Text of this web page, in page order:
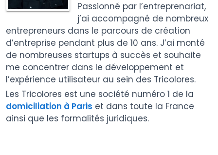
Passionné par l’entreprenariat,
j’ai accompagné de nombreux
entrepreneurs dans le parcours de création
d’entreprise pendant plus de 10 ans. J’ai monté
de nombreuses startups à succès et souhaite
me concentrer dans le développement et
l’expérience utilisateur au sein des Tricolores.
Les Tricolores est une société numéro 1 de la
domiciliation à Paris et dans toute la France
ainsi que les formalités juridiques.